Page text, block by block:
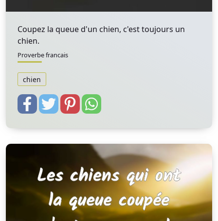
Coupez la queue d'un chien, c'est toujours un
chien.
Proverbe francais
chien